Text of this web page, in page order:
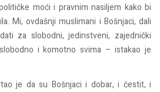
moći i pravnim nasiljem kako bi
Mi, ovdašnji muslimani i Bošnjaci, dali
za slobodni, jedinstveni, zajednički
i komotno svima – istakao je
je da su Bošnjaci i dobar, i čestit, i